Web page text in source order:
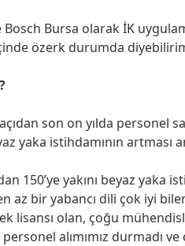
Bursa olarak İK
özerk durumda
son on yılda personel
yaka istihdamının artması
150’ye yakını beyaz yaka
az bir yabancı dili çok iyi
lisansı olan, çoğu
alımımız durmadı ve